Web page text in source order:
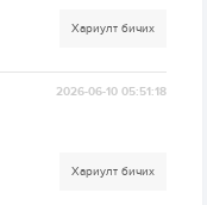
Хариулт бичих
2026-06-10 05:51:18
Хариулт бичих